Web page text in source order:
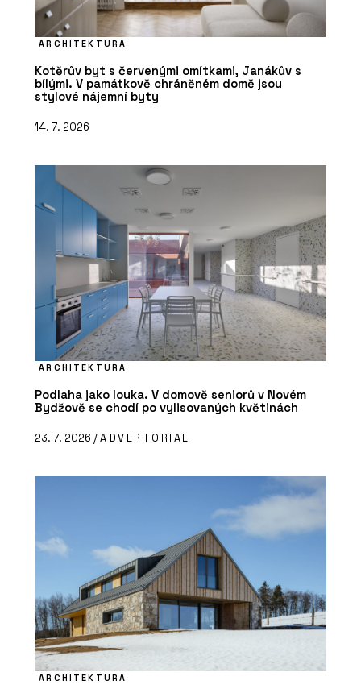
ARCHITEKTURA
Kotěrův byt s červenými omítkami, Janákův s
bílými. V památkově chráněném domě jsou
stylové nájemní byty
14. 7. 2026
ARCHITEKTURA
Podlaha jako louka. V domově seniorů v Novém
Bydžově se chodí po vylisovaných květinách
23. 7. 2026 /ADVERTORIAL
ARCHITEKTURA